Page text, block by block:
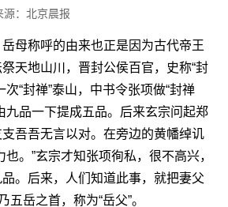
源：北京晨报
称呼的由来也正是因为古代帝王
天地山川，晋封公侯百官，史称“封
“封禅”泰山，中书令张项做“封禅
九品一下提成五品。后来玄宗问起郑
吾吾无言以对。在旁边的黄幡绰讥
。”玄宗才知张项徇私，很不高兴，
。后来，人们知道此事，就把妻父
五岳之首，称为“岳父”。